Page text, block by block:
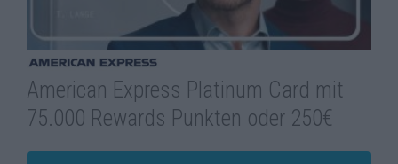
American Express Platinum Card mit
75.000 Rewards Punkten oder 250€